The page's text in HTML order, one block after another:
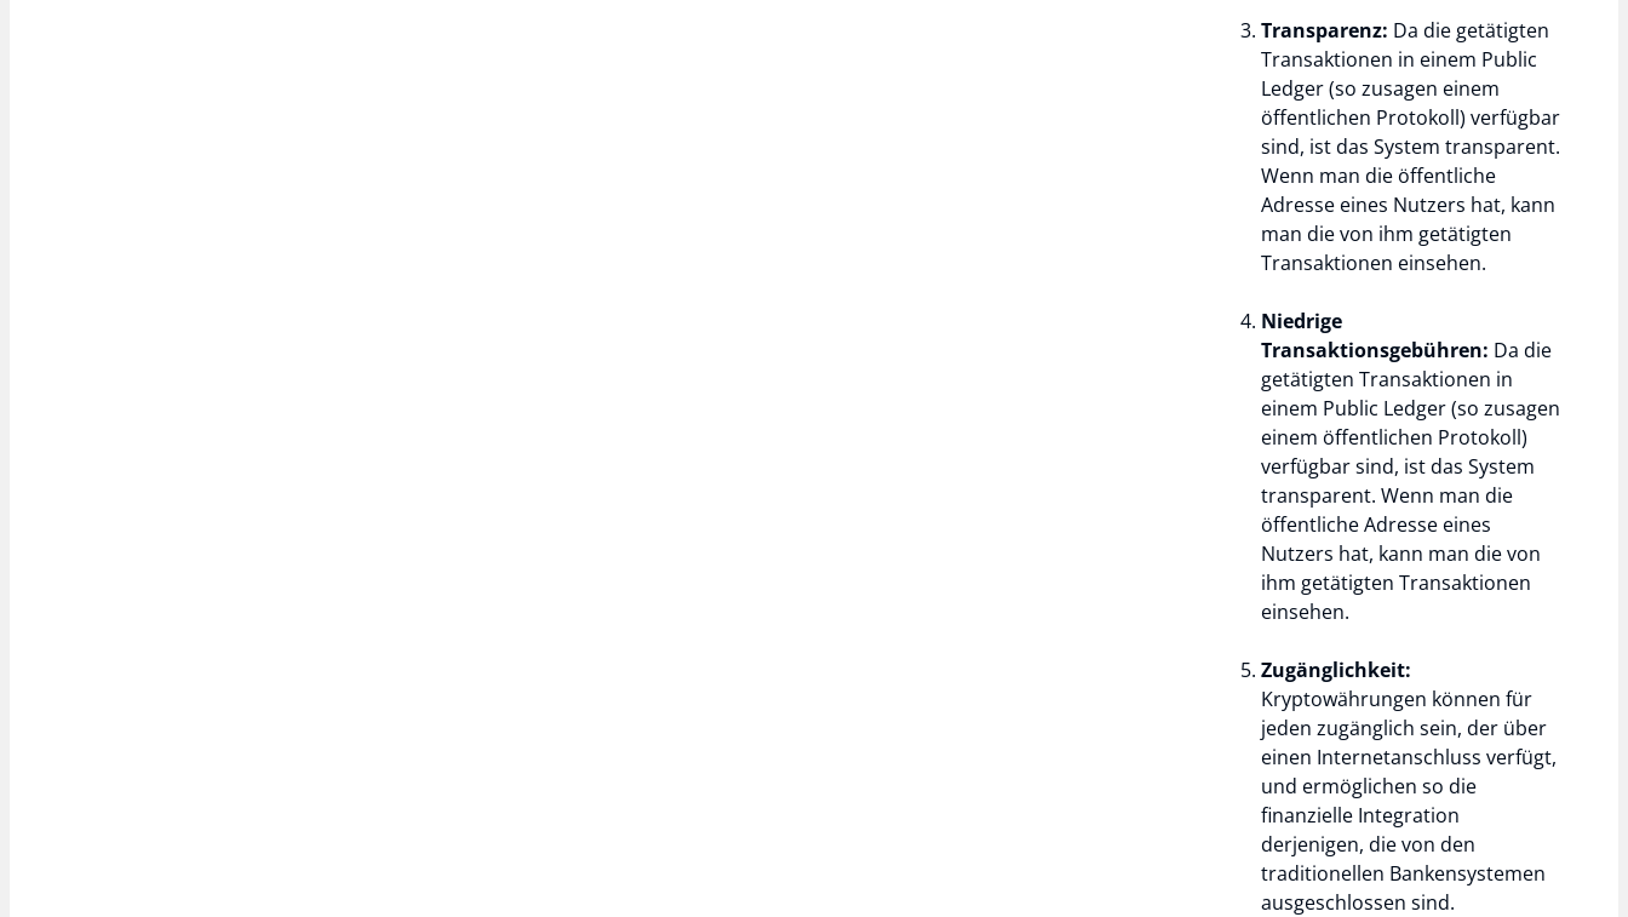
Transparenz: Da die getätigten
Transaktionen in einem Public
Ledger (so zusagen einem
öffentlichen Protokoll) verfügbar
sind, ist das System transparent.
Wenn man die öffentliche
Adresse eines Nutzers hat, kann
man die von ihm getätigten
Transaktionen einsehen.
Niedrige
Transaktionsgebühren: Da die
getätigten Transaktionen in
einem Public Ledger (so zusagen
einem öffentlichen Protokoll)
verfügbar sind, ist das System
transparent. Wenn man die
öffentliche Adresse eines
Nutzers hat, kann man die von
ihm getätigten Transaktionen
einsehen.
Zugänglichkeit:
Kryptowährungen können für
jeden zugänglich sein, der über
einen Internetanschluss verfügt,
und ermöglichen so die
finanzielle Integration
derjenigen, die von den
traditionellen Bankensystemen
ausgeschlossen sind.